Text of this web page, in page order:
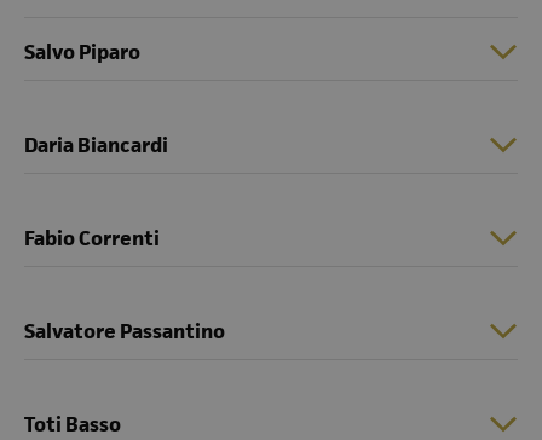
Salvo Piparo
Daria Biancardi
Fabio Correnti
Salvatore Passantino
Toti Basso